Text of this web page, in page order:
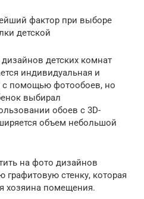
фактор при выборе
детской
детских комнат
индивидуальная и
с помощью фотообоев, но
выбирал
обоев с 3D-
объем небольшой
на фото дизайнов
графитовую стенку, которая
хозяина помещения.